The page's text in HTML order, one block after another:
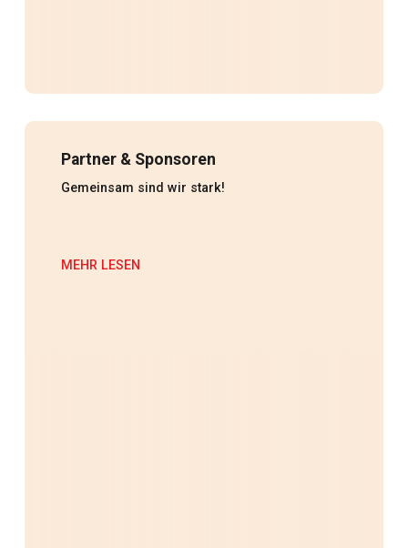
Partner & Sponsoren
Gemeinsam sind wir stark!
MEHR LESEN